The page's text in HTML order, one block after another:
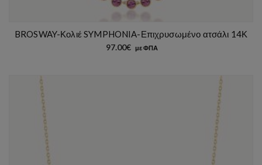
BROSWAY-Κολιέ SYMPHONIA-Επιχρυσωμένο ατσάλι 14Κ
97.00€ με ΦΠΑ